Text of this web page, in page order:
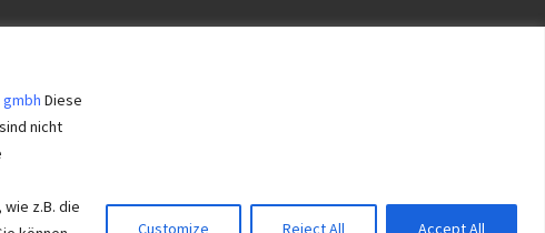
Diese
nicht
z.B. die
Customize Reject All Accept All